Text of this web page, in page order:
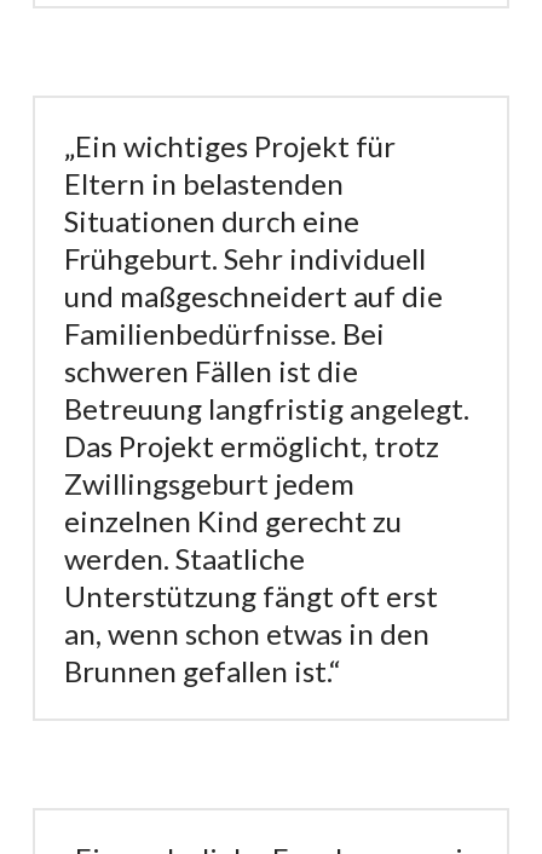
„Ein wichtiges Projekt für
Eltern in belastenden
Situationen durch eine
Frühgeburt. Sehr individuell
und maßgeschneidert auf die
Familienbedürfnisse. Bei
schweren Fällen ist die
Betreuung langfristig angelegt.
Das Projekt ermöglicht, trotz
Zwillingsgeburt jedem
einzelnen Kind gerecht zu
werden. Staatliche
Unterstützung fängt oft erst
an, wenn schon etwas in den
Brunnen gefallen ist.“